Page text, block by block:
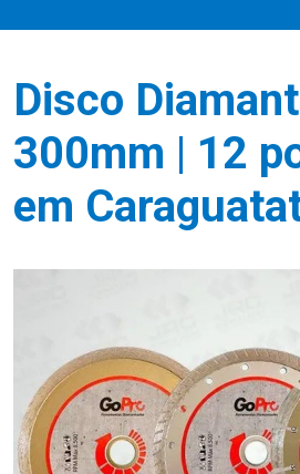
Disco
300mm | 12
em